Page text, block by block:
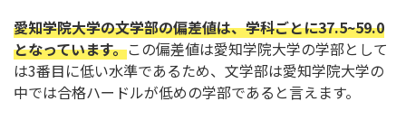
愛知学院大学の文学部の偏差値は、学科ごとに37.5~59.0
となっています。この偏差値は愛知学院大学の学部として
は3番目に低い水準であるため、文学部は愛知学院大学の
中では合格ハードルが低めの学部であると言えます。